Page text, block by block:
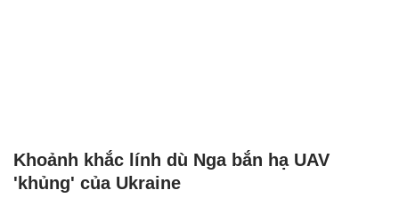
Khoảnh khắc lính dù Nga bắn hạ UAV
'khủng' của Ukraine